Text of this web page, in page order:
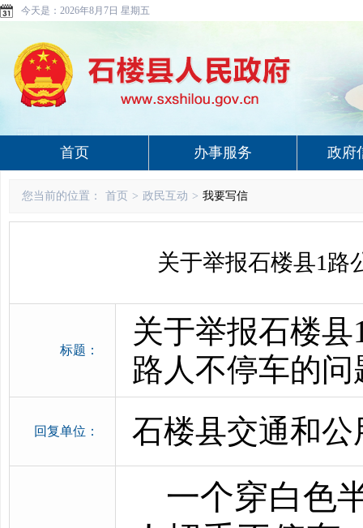
今天是： 2026年8月7日 星期五
首页 办事服务 政府
您当前的位置： 首页 > 政民互动 > 我要写信
关于举报石楼县1路
标题：
关于举报石楼
路人不停车的问
回复单位： 石楼县交通和
一个穿白色